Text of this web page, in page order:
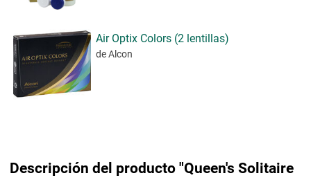
Air Optix Colors (2 lentillas)
de Alcon
Descripción del producto "Queen's Solitaire